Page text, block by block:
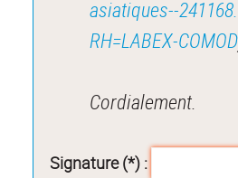
asiatiques--
RH=LABEX-COMOD
Cordialement.
Signature (*) :